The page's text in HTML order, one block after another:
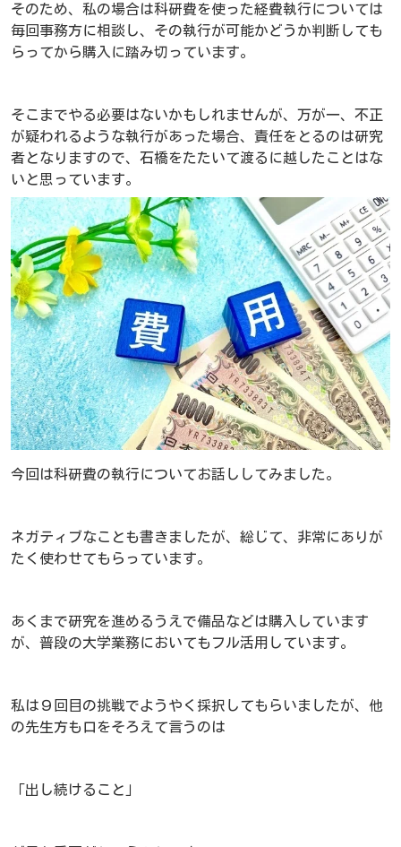
そのため、私の場合は科研費を使った経費執行については
毎回事務方に相談し、その執行が可能かどうか判断しても
らってから購入に踏み切っています。
そこまでやる必要はないかもしれませんが、万が一、不正
が疑われるような執行があった場合、責任をとるのは研究
者となりますので、石橋をたたいて渡るに越したことはな
いと思っています。
今回は科研費の執行についてお話ししてみました。
ネガティブなことも書きましたが、総じて、非常にありが
たく使わせてもらっています。
あくまで研究を進めるうえで備品などは購入しています
が、普段の大学業務においてもフル活用しています。
私は９回目の挑戦でようやく採択してもらいましたが、他
の先生方も口をそろえて言うのは
「出し続けること」